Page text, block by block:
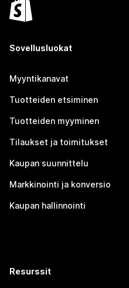
Sovellusluokat
Myyntikanavat
Tuotteiden etsiminen
Tuotteiden myyminen
Tilaukset ja toimitukset
Kaupan suunnittelu
Markkinointi ja konversio
Kaupan hallinnointi
Resurssit